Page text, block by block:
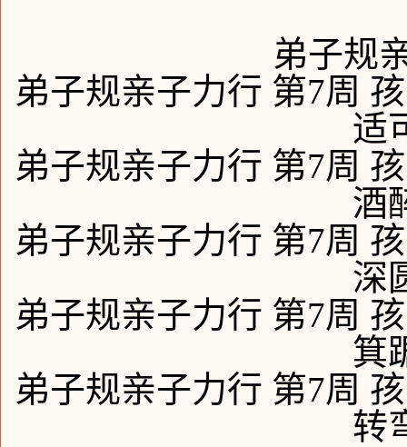
弟子规
弟子规亲子力行 第7周
适
弟子规亲子力行 第7周
酒
弟子规亲子力行 第7周
深
弟子规亲子力行 第7周
箕
弟子规亲子力行 第7周
转